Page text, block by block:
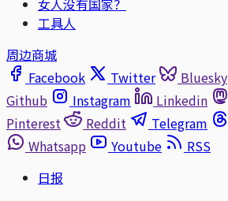
女人没有国家？
工具人
周边商城
Facebook
Twitter Bluesky
Github
Instagram Linkedin
Pinterest
Reddit Telegram
Whatsapp
Youtube
RSS
日报